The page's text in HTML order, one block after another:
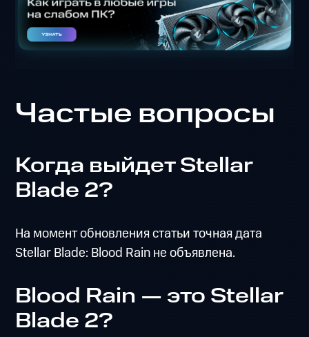
Частые вопросы
Когда выйдет Stellar
Blade 2?
На момент обновления статьи точная дата
Stellar Blade: Blood Rain не объявлена.
Blood Rain — это Stellar
Blade 2?